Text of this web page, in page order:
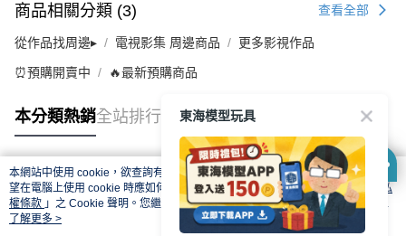
商品相關分類 (3) 查看全部
從作品找周邊▸ 電視影集 周邊商品 更多影視作品
⏰預購開賣中 🔥最新預購商品
本分類熱銷全站排行
熱門標籤
本網站中使用 cookie，欲查詢有關本網站使用 cookie 方式之詳情，及若您不希
望在電腦上使用 cookie 時應如何變更電腦的 cookie 設定，請參閱本網站「
隱私
權條款 」之 Cookie 聲明。您繼續使用本網站即表示您同意本公司得按本網站使
用條款之 Cookie 聲明使用 cookie。
了解更多 >
東海模型玩具